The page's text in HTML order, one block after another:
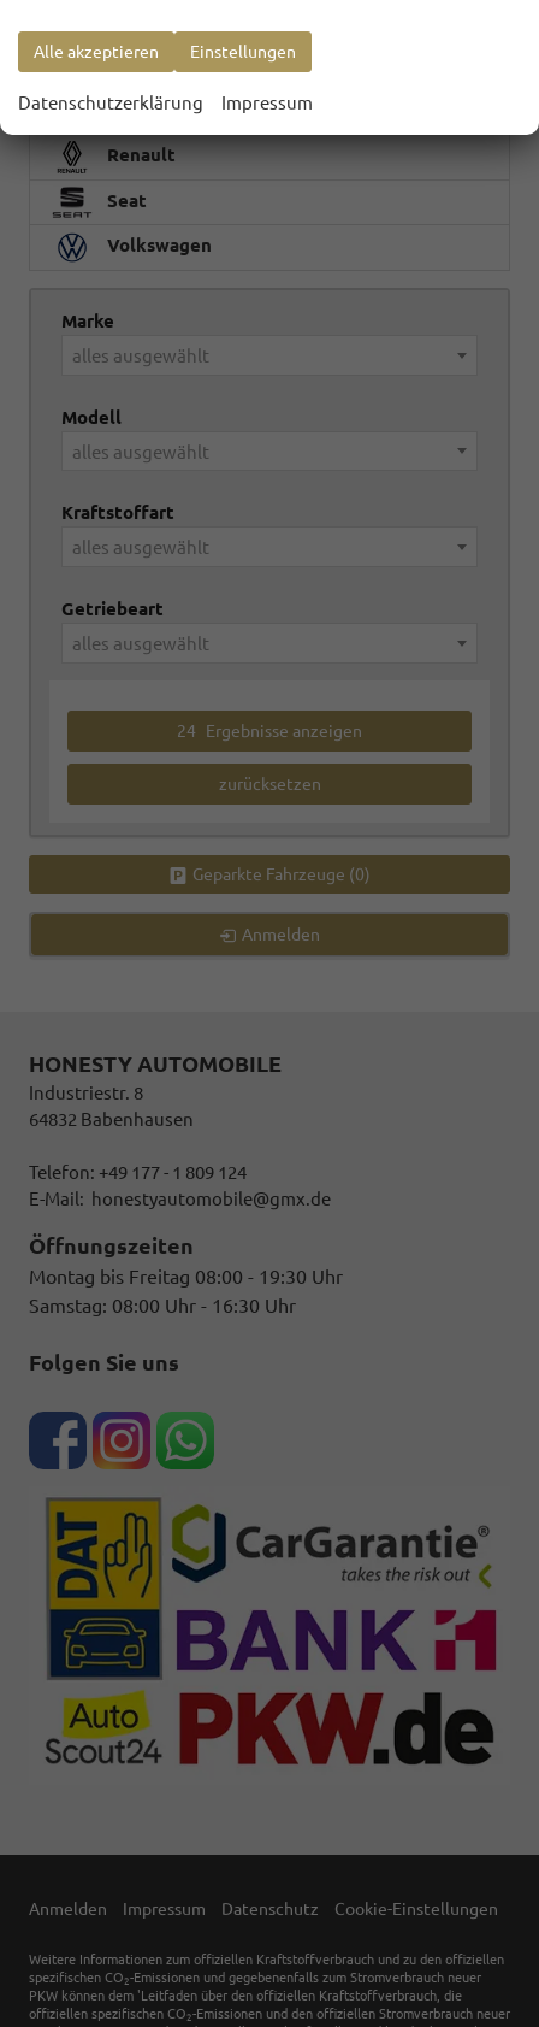
Opel
Peugeot
Renault
Seat
Volkswagen
Marke
alles ausgewählt
Modell
alles ausgewählt
Kraftstoffart
alles ausgewählt
Getriebeart
alles ausgewählt
24 Ergebnisse anzeigen
zurücksetzen
Geparkte Fahrzeuge (0)
Anmelden
HONESTY AUTOMOBILE
Industriestr. 8
64832 Babenhausen
Telefon: +49 177 - 1 809 124
E-Mail: honestyautomobile@gmx.de
Öffnungszeiten
Montag bis Freitag 08:00 - 19:30 Uhr
Samstag: 08:00 Uhr - 16:30 Uhr
Folgen Sie uns
Anmelden Impressum Datenschutz Cookie-Einstellungen
Weitere Informationen zum offiziellen Kraftstoffverbrauch und zu den offiziellen
spezifischen CO 2-Emissionen und gegebenenfalls zum Stromverbrauch neuer
PKW können dem 'Leitfaden über den offiziellen Kraftstoffverbrauch, die
offiziellen spezifischen CO 2-Emissionen und den offiziellen Stromverbrauch neuer
Alle akzeptieren Einstellungen
Datenschutzerklärung Impressum